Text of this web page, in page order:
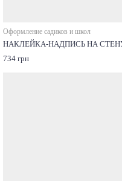
Оформление садиков и школ
НАКЛЕЙКА-НАДПИСЬ НА
734 грн